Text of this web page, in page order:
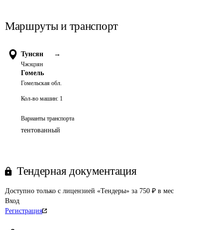
Маршруты и транспорт
Тунсян →
Чжэцзян
Гомель
Гомельская обл.
Кол-во машин: 1
Варианты транспорта
тентованный
Тендерная документация
Доступно только с лицензией «Тендеры» за 750 ₽ в мес
Вход
Регистрация